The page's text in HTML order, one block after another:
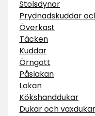
Stolsdynor
Prydnadskuddar
Överkast
Täcken
Kuddar
Örngott
Påslakan
Lakan
Kökshanddukar
Dukar och vaxdukar